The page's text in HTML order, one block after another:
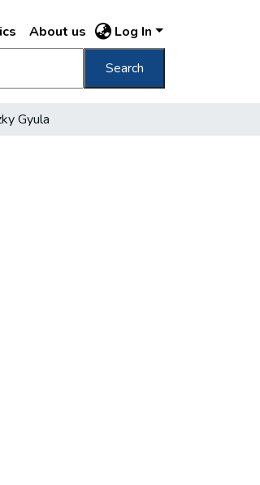
About us Log In
Search
Gyula